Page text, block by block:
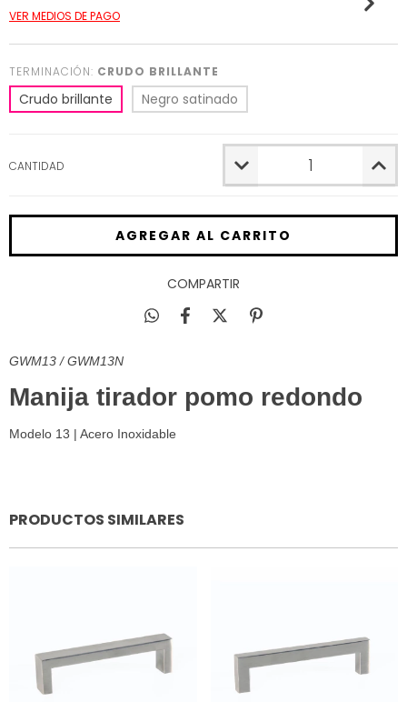
VER MEDIOS DE PAGO
TERMINACIÓN: CRUDO BRILLANTE
Crudo brillante Negro satinado
CANTIDAD
COMPARTIR
GWM13 / GWM13N
Manija tirador pomo redondo
Modelo 13 | Acero Inoxidable
PRODUCTOS SIMILARES